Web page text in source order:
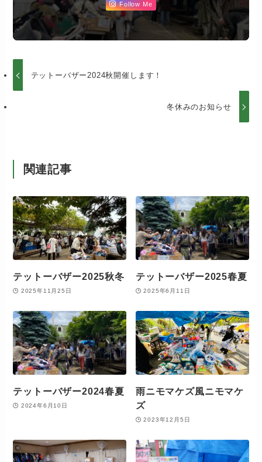
Follow Me
テットーバザー2024秋開催します！
冬休みのお知らせ
関連記事
テットーバザー2025秋冬
2025年11月25日
テットーバザー2025春夏
2025年6月11日
テットーバザー2024春夏
2024年6月10日
雨ニモマケズ風ニモマケ
ズ
2023年12月5日